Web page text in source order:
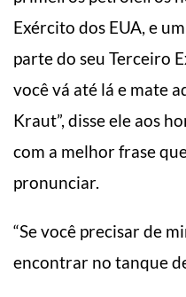
Exército dos EUA, e
parte do seu Terceiro
você vá até lá e mate
Kraut”, disse ele aos
com a melhor frase
pronunciar.
“Se você precisar de
encontrar no tanque